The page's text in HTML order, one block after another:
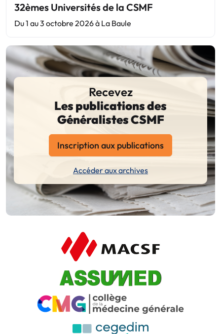
32èmes Universités de la CSMF
Du 1 au 3 octobre 2026 à La Baule
Recevez
Les publications des
Généralistes CSMF
Inscription aux publications
Accéder aux archives